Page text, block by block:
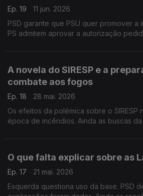
Ep. 19
11 jun. 2026
PSD garante que PSU quer promover a
PS admitem aprovar a autorização
A novela do SIRESP e a
combate aos fogos
Ep. 18
28 mai. 2026
Os efeitos da polémica sobre o SIRESP
época de incêndios. Ainda as buscas
O que falta explicar sobre as
Ep. 17
21 mai. 2026
Esquerda questiona uso da base. PSD